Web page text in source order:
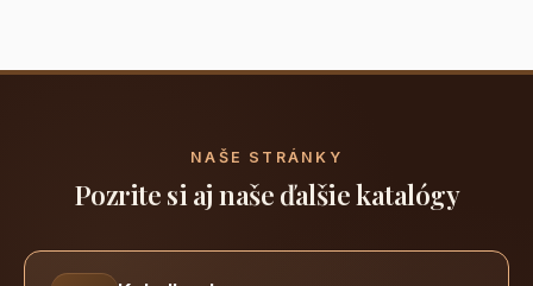
NAŠE STRÁNKY
Pozrite si aj naše ďalšie katalógy